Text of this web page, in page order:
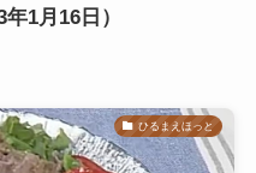
1月16日）
ひるまえほっと